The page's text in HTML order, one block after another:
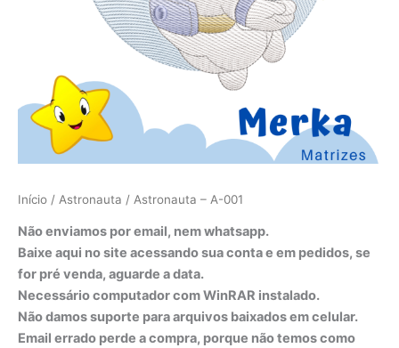
Início / Astronauta / Astronauta – A-001
Não enviamos por email, nem whatsapp.
Baixe aqui no site acessando sua conta e em pedidos, se
for pré venda, aguarde a data.
Necessário computador com WinRAR instalado.
Não damos suporte para arquivos baixados em celular.
Email errado perde a compra, porque não temos como